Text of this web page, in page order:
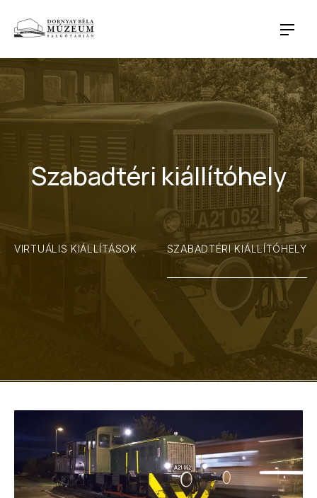
Szabadtéri kiállítóhely
VIRTUÁLIS KIÁLLÍTÁSOK SZABADTÉRI KIÁLLÍTÓHELY